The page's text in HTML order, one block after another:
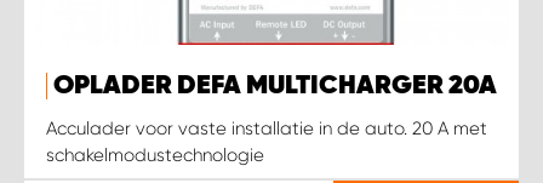
OPLADER DEFA MULTICHARGER 20A
Acculader voor vaste installatie in de auto. 20 A met
schakelmodustechnologie